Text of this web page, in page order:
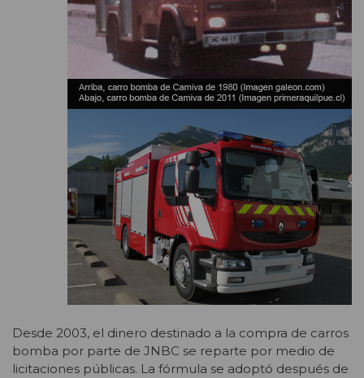
Desde 2003, el dinero destinado a la compra de carros
bomba por parte de JNBC se reparte por medio de
licitaciones públicas. La fórmula se adoptó después de